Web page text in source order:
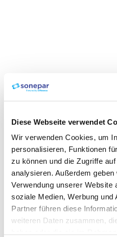
Diese Webseite verwendet
Wir verwenden Cookies, um
personalisieren, Funktionen
zu können und die Zugriffe
analysieren. Außerdem
Verwendung unserer Website
soziale Medien, Werbung und
Partner führen diese
weiteren Daten zusammen,